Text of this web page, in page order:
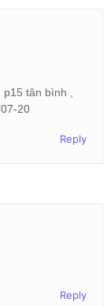
tân bình ,
20
Reply
Reply